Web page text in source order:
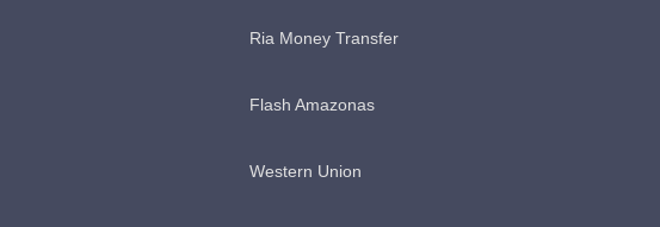
Ria Money Transfer
Flash Amazonas
Western Union